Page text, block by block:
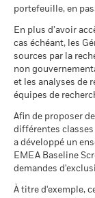
La performance
frais courants.
dans le calcul.
Les chiffres
passées.Les
évoluer très
façon dont le
La performance
d’inventaire
diminuer en
au marché et/ou
susceptibles de
Minimal
Tension
Défavorable
Intermédiaire
Favorable
Le scénario de
mettra en place
prospectus.
Pour consulter
reposent les
ci-dessous.
Notation des
au 17/juil./2026
Pointage de
MSCI (0-10)
au 17/juil./2026
au 30/juin/2026
MSCI - Armes
au 30/juin/2026
MSCI - Armes à
au 30/juin/2026
MSCI - Tabac
au 30/juin/2026
MSCI -
Pacte mondial
Unies
au 30/juin/2026
MSCI - Charbon
-
portefeuille, en
En plus d’avoir
cas échéant, les
sources par la
non
et les analyses de
équipes de
Afin de proposer
différentes
a développé un
EMEA Baseline
demandes
À titre d'exemple,